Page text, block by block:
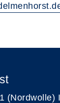
(Nordwolle)